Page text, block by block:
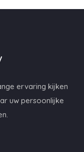
ervaring kijken
uw persoonlijke